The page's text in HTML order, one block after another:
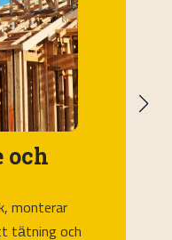
ger
profiler och